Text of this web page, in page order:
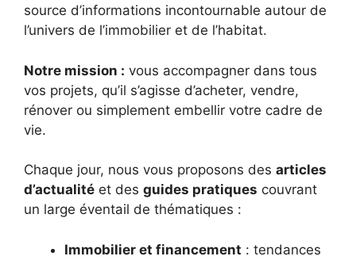
source d’informations incontournable autour de
l’univers de l’immobilier et de l’habitat.
Notre mission : vous accompagner dans tous
vos projets, qu’il s’agisse d’acheter, vendre,
rénover ou simplement embellir votre cadre de
vie.
Chaque jour, nous vous proposons des articles
d’actualité et des guides pratiques couvrant
un large éventail de thématiques :
Immobilier et financement : tendances